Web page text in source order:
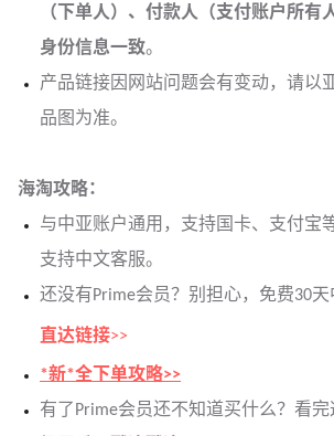
（下单人）、付款人（支付账户所有
身份信息一致。
产品链接因网站问题会有变动，请以
品图为准。
海淘攻略：
与中亚账户通用，支持国卡、支付宝
支持中文客服。
还没有Prime会员？别担心，免费30天
直达链接>>
*新*全下单攻略>>
有了Prime会员还不知道买什么？看